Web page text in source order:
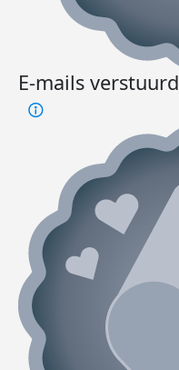
E-mails verstuurd